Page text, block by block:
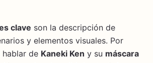
clave son la descripción de
y elementos visuales. Por
hablar de Kaneki Ken y su máscara